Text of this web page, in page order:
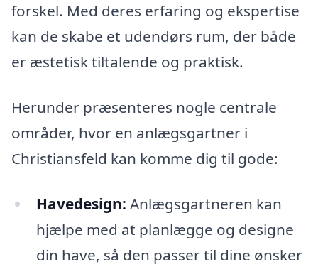
forskel. Med deres erfaring og ekspertise
kan de skabe et udendørs rum, der både
er æstetisk tiltalende og praktisk.
Herunder præsenteres nogle centrale
områder, hvor en anlægsgartner i
Christiansfeld kan komme dig til gode:
Havedesign: Anlægsgartneren kan
hjælpe med at planlægge og designe
din have, så den passer til dine ønsker